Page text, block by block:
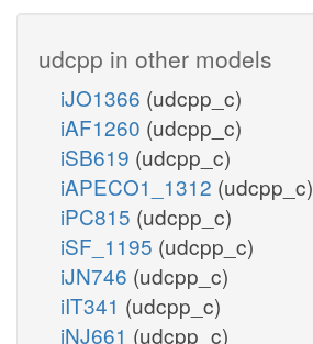
udcpp in other models
iJO1366 (udcpp_c)
iAF1260 (udcpp_c)
iSB619 (udcpp_c)
iAPECO1_1312 (udcpp_c)
iPC815 (udcpp_c)
iSF_1195 (udcpp_c)
iJN746 (udcpp_c)
iIT341 (udcpp_c)
iNJ661 (udcpp_c)